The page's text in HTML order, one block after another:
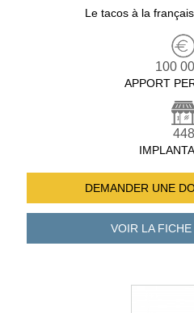
Le tacos à la
100
APPORT
448
DEMANDER UNE
VOIR LA FICHE